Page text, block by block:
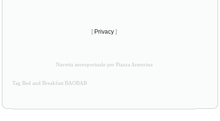
[ Privacy ]
Navetta aereoportuale per Piazza Armerina
Tag Bed and Breakfast BAOBAB